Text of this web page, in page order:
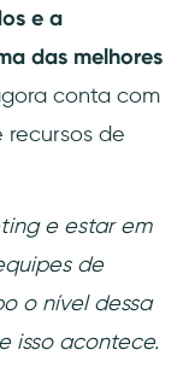
papo ao
boas-vindas e
a pena?
e a
das melhores
conta com
de
e estar em
de
o nível dessa
isso acontece.